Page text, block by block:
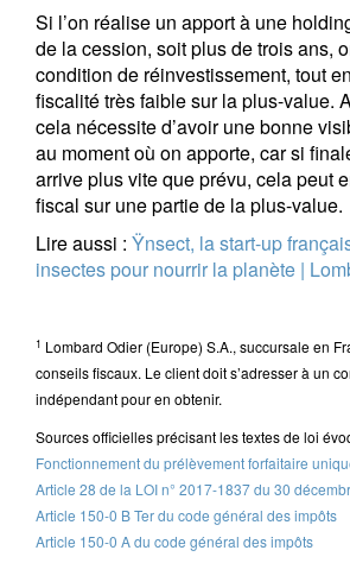
Si l’on réalise un apport à une
de la cession, soit plus de trois ans,
condition de réinvestissement, tout
fiscalité très faible sur la plus-value.
cela nécessite d’avoir une bonne
au moment où on apporte, car si
arrive plus vite que prévu, cela peut
fiscal sur une partie de la plus-value.
Lire aussi : Ÿnsect, la start-up
insectes pour nourrir la planète |
1 Lombard Odier (Europe) S.A., succursale en
conseils fiscaux. Le client doit s’adresser à un
indépendant pour en obtenir.
Sources officielles précisant les textes de loi
Fonctionnement du prélèvement forfaitaire
Article 28 de la LOI n° 2017-1837 du 30
Article 150-0 B Ter du code général des impôts
Article 150-0 A du code général des impôts